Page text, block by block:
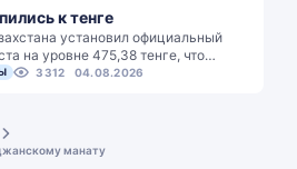
к тенге
установил официальный
на уровне 475,38 тенге, что…
3312 04.08.2026
манату